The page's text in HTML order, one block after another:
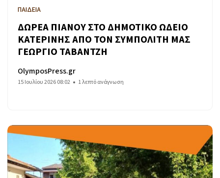
ΠΑΙΔΕΙΑ
ΔΩΡΕΑ ΠΙΑΝΟΥ ΣΤΟ ΔΗΜΟΤΙΚΟ ΩΔΕΙΟ
ΚΑΤΕΡΙΝΗΣ ΑΠΟ ΤΟΝ ΣΥΜΠΟΛΙΤΗ ΜΑΣ
ΓΕΩΡΓΙΟ ΤΑΒΑΝΤΖΗ
OlymposPress.gr
15 Ιουλίου 2026 08:02 1 λεπτό ανάγνωση